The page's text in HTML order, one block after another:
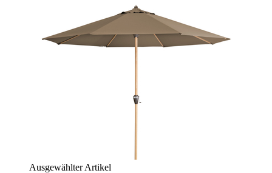
Ausgewählter Artikel